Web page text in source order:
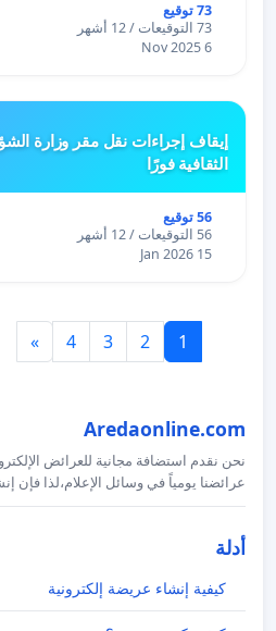
73 توقيع
73 التوقيعات / 12 أشهر
6 Nov 2025
إيقاف إجراءات نقل مقر وزارة
الثقافية فورًا
56 توقيع
56 التوقيعات / 12 أشهر
15 Jan 2026
1
2
3
4
»
Aredaonline.com
نحن نقدم استضافة مجانية للعرائض
عرائضنا يومياً في وسائل الإعلام،لذا
أدلة
كيفية إنشاء عريضة إلكترونية